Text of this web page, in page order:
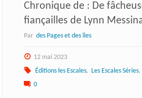
Chronique de : De
fiançailles de Lynn
Par des Pages et des îles
12 mai 2023
Éditions les Escales, Les Escales Séries,
0